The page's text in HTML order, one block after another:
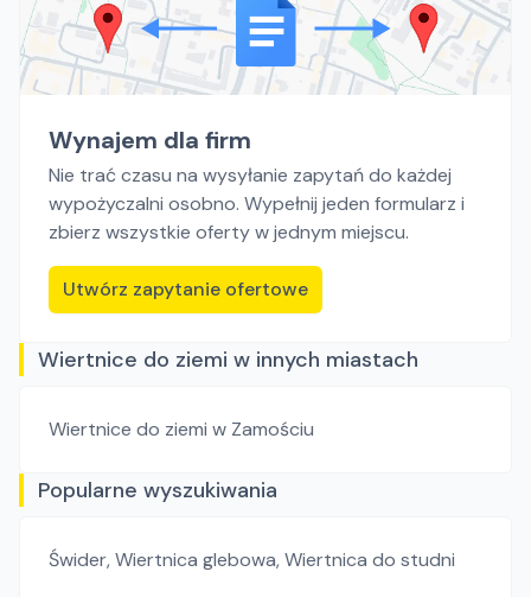
Wynajem dla firm
Nie trać czasu na wysyłanie zapytań do każdej
wypożyczalni osobno. Wypełnij jeden formularz i
zbierz wszystkie oferty w jednym miejscu.
Utwórz zapytanie ofertowe
Wiertnice do ziemi w innych miastach
Wiertnice do ziemi w Zamościu
Popularne wyszukiwania
Świder,Wiertnica glebowa,Wiertnica do studni